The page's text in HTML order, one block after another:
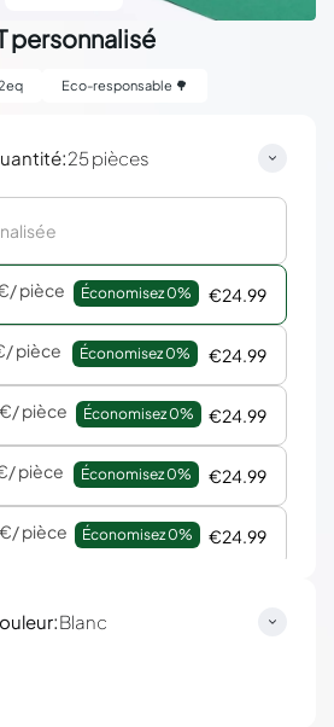
personnalisé
Eco-responsable 🌳
:25 pièces
/ pièce Économisez 0% €24.99
/ pièce Économisez 0% €24.99
/ pièce Économisez 0% €24.99
/ pièce Économisez 0% €24.99
/ pièce Économisez 0% €24.99
:Blanc